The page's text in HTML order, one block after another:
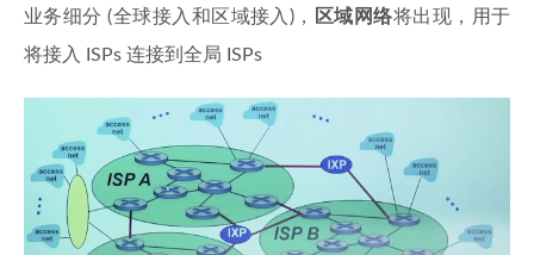
业务细分 (全球接入和区域接入)， 区域网络将出现，用于
将接入 ISPs 连接到全局 ISPs